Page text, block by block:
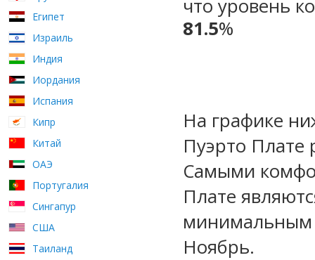
Египет
Израиль
Индия
Иордания
Испания
Кипр
Китай
ОАЭ
Португалия
Сингапур
США
Таиланд
что уровень
81.5%
На графике
Пуэрто Плате
Самыми
Плате
минимальным
Ноябрь.